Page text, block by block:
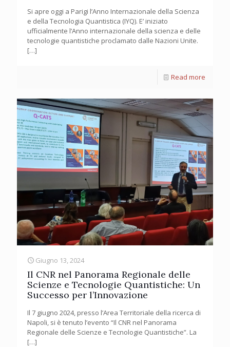
Si apre oggi a Parigi l’Anno Internazionale della Scienza
e della Tecnologia Quantistica (IYQ). E’ iniziato
ufficialmente l’Anno internazionale della scienza e delle
tecnologie quantistiche proclamato dalle Nazioni Unite.
[…]
Read more
Giugno 13, 2024
Il CNR nel Panorama Regionale delle
Scienze e Tecnologie Quantistiche: Un
Successo per l’Innovazione
Il 7 giugno 2024, presso l’Area Territoriale della ricerca di
Napoli, si è tenuto l’evento “Il CNR nel Panorama
Regionale delle Scienze e Tecnologie Quantistiche”. La
[…]